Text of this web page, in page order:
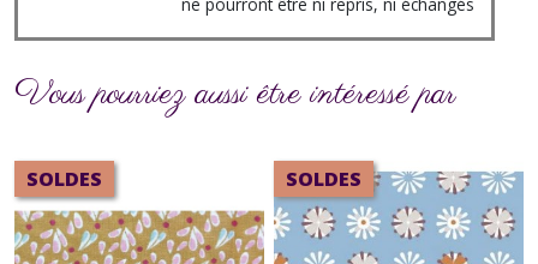
Vous pourriez aussi être intéressé par
SOLDES SOLDES